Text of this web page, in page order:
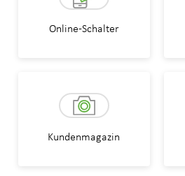
Online-Schalter
Kundenmagazin